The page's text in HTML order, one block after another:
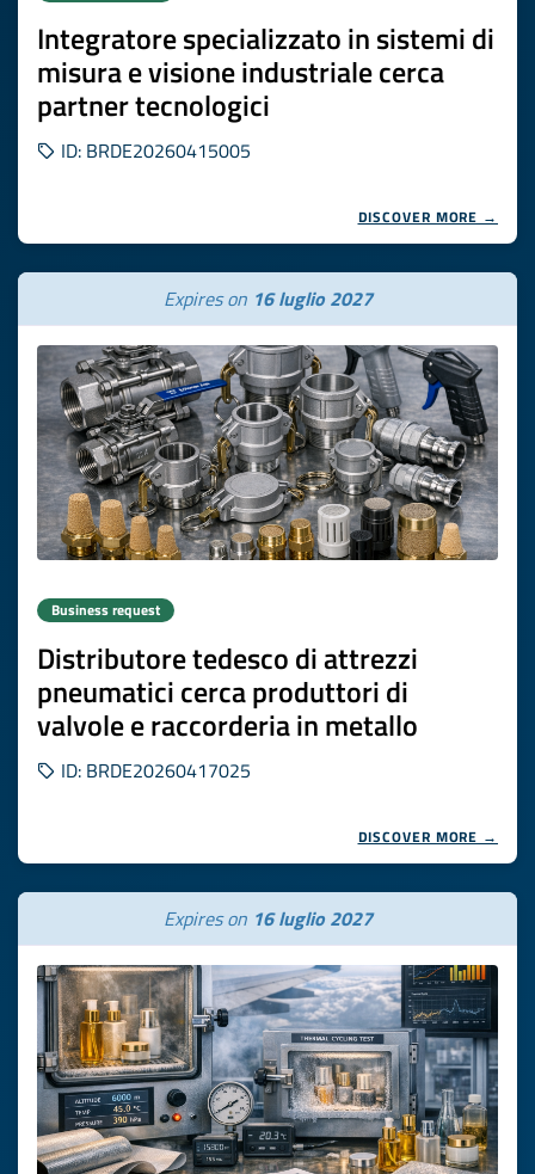
Integratore specializzato in sistemi di
misura e visione industriale cerca
partner tecnologici
ID: BRDE20260415005
DISCOVER MORE →
Expires on 16 luglio 2027
Business request
Distributore tedesco di attrezzi
pneumatici cerca produttori di
valvole e raccorderia in metallo
ID: BRDE20260417025
DISCOVER MORE →
Expires on 16 luglio 2027